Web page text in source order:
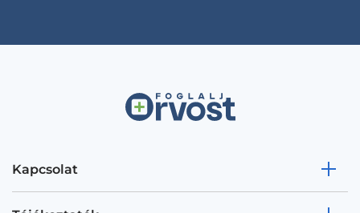
Kapcsolat